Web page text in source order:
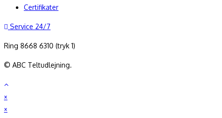
Certifikater
Service 24/7
Ring 8668 6310 (tryk 1)
© ABC Teltudlejning.
×
×